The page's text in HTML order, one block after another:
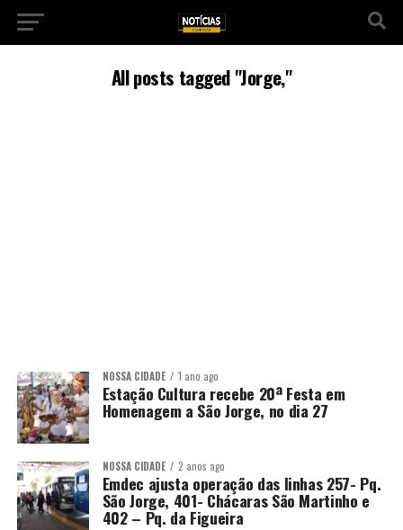
All posts tagged "Jorge,"
NOSSA CIDADE 1 ano ago
Estação Cultura recebe 20ª Festa em
Homenagem a São Jorge, no dia 27
NOSSA CIDADE 2 anos ago
Emdec ajusta operação das linhas 257- Pq.
São Jorge, 401- Chácaras São Martinho e
402 – Pq. da Figueira